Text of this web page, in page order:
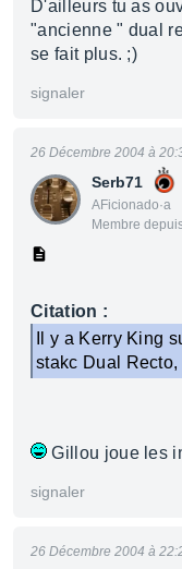
D'ailleurs tu as
"ancienne " dual
se fait plus. ;)
signaler
Serb71
AFicionado·a
Membre
26 Décembre 2004 à
Citation :
Il y a Kerry King
stakc Dual
Gillou joue les
signaler
26 Décembre 2004 à